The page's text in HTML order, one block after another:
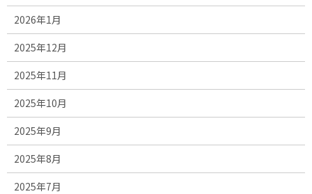
2026年1月
2025年12月
2025年11月
2025年10月
2025年9月
2025年8月
2025年7月